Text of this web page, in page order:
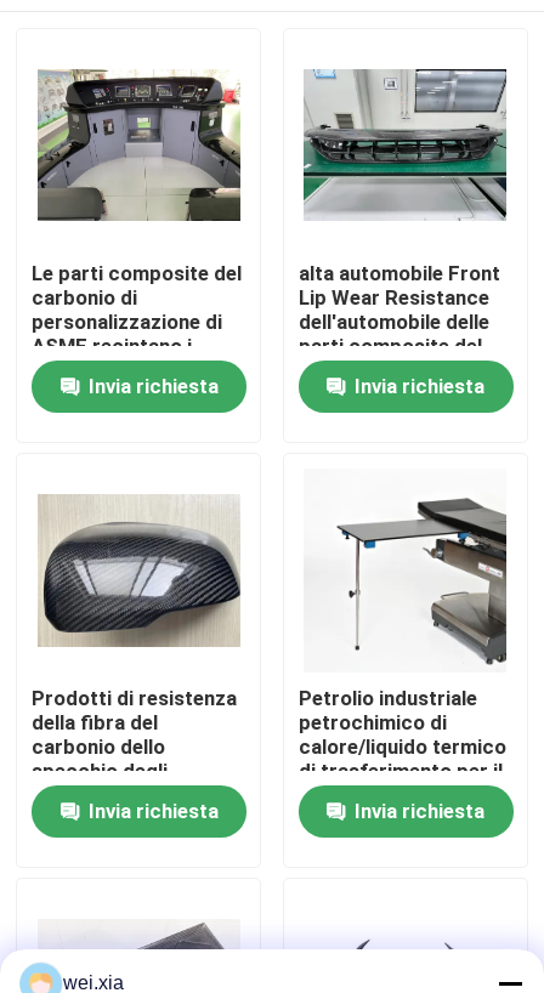
Casa.
Prodotti
Su di noi
Visita alla fabbrica
Contattaci
Notizie
Autoclave di AAC
Le parti composite del
carbonio di
personalizzazione di
ASME recintano i
prodotti di transito
Invia richiesta
alta automobile Front
Lip Wear Resistance
dell'automobile delle
parti composite del
carbonio di
durevolezzaInvia richiesta
Prodotti di resistenza
della fibra del
carbonio dello
specchio degli
accessori
dell'automobile della
fibra del carbonio di
Invia richiesta
Petrolio industriale
petrochimico di
calore/liquido termico
di trasferimento per il
sistema di
riscaldamento
Invia richiesta
wei.xia